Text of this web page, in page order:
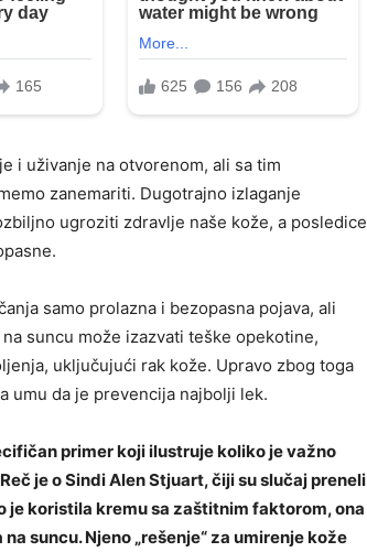
i uživanje na otvorenom, ali sa tim
zanemariti. Dugotrajno izlaganje
ugroziti zdravlje naše kože, a posledice
samo prolazna i bezopasna pojava, ali
suncu može izazvati teške opekotine,
uključujući rak kože. Upravo zbog toga
umu da je prevencija najbolji lek.
primer koji ilustruje koliko je važno
je o Sindi Alen Stjuart, čiji su slučaj preneli
je koristila kremu sa zaštitnim faktorom, ona
suncu. Njeno „rešenje“ za umirenje kože